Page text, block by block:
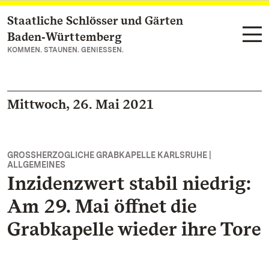
Zum Hauptinhalt springen
Staatliche Schlösser und Gärten
Baden‑Württemberg
KOMMEN. STAUNEN. GENIESSEN.
Mittwoch, 26. Mai 2021
GROSSHERZOGLICHE GRABKAPELLE KARLSRUHE |
ALLGEMEINES
Inzidenzwert stabil niedrig:
Am 29. Mai öffnet die
Grabkapelle wieder ihre Tore